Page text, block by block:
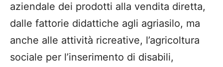
aziendale dei prodotti alla vendita diretta,
dalle fattorie didattiche agli agriasilo, ma
anche alle attività ricreative, l’agricoltura
sociale per l’inserimento di disabili,